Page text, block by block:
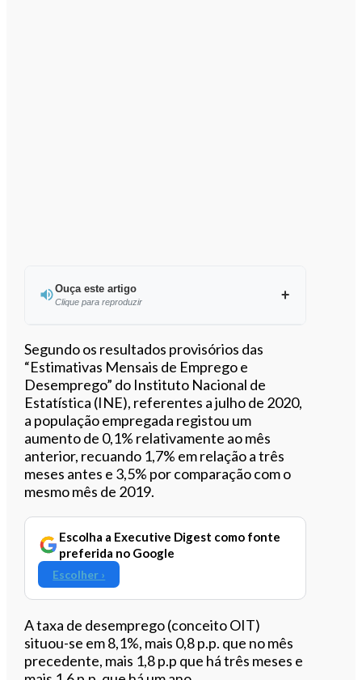
Ouça este artigo
Clique para reproduzir
Ouvir este artigo
Segundo os resultados provisórios das
“Estimativas Mensais de Emprego e
Desemprego” do Instituto Nacional de
Estatística (INE), referentes a julho de 2020,
a população empregada registou um
aumento de 0,1% relativamente ao mês
anterior, recuando 1,7% em relação a três
meses antes e 3,5% por comparação com o
mesmo mês de 2019.
Escolha a Executive Digest como fonte
preferida no Google
Escolher ›
A taxa de desemprego (conceito OIT)
situou-se em 8,1%, mais 0,8 p.p. que no mês
precedente, mais 1,8 p.p que há três meses e